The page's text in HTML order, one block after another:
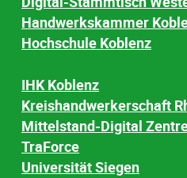
Handwerkskammer
Hochschule Koblenz
IHK Koblenz
Kreishandwerkerschaft
Mittelstand-Digital
TraForce
Universität Siegen